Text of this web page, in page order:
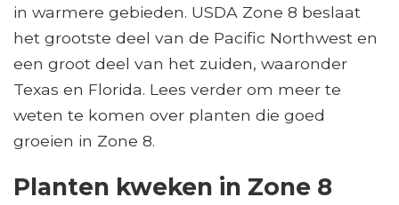
in warmere gebieden. USDA Zone 8 beslaat
het grootste deel van de Pacific Northwest en
een groot deel van het zuiden, waaronder
Texas en Florida. Lees verder om meer te
weten te komen over planten die goed
groeien in Zone 8.
Planten kweken in Zone 8